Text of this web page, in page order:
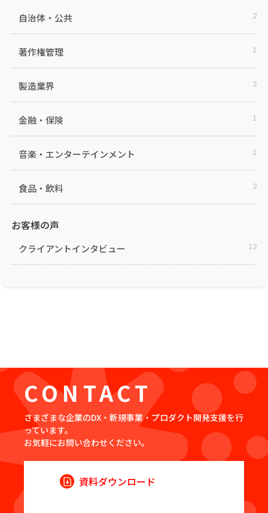
自治体・公共 2
著作権管理 1
製造業界 2
金融・保険 1
音楽・エンターテインメント 1
食品・飲料 2
お客様の声
クライアントインタビュー 12
CONTACT
さまざまな企業のDX・新規事業・プロダクト開発支援を行
っています。
お気軽にお問い合わせください。
資料ダウンロード